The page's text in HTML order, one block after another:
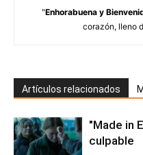
"Enhorabuena y
corazón, lleno
Artículos relacionados
"Made in
culpable